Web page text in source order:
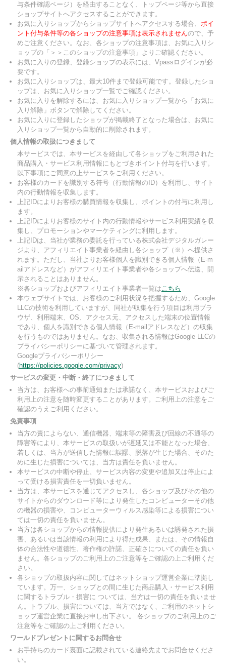
与条件確認ページ）を経由することなく、トップページ等から直接
ショップサイトへアクセスすることができます。
お気に入りショップからショップサイトへアクセスする場合、 ポイ
ント付与条件等の各ショップの注意事項は表示されませんので、予
めご注意ください。なお、各ショップの注意事項は、お気に入りシ
ョップの「＞＞このショップの注意事項」よりご確認ください。
お気に入りの登録、登録ショップの表示には、Vpassログインが必
要です。
お気に入りショップは、最大10件まで登録可能です。登録したショ
ップは、お気に入りショップ一覧でご確認ください。
お気に入りを解除するには、お気に入りショップ一覧から「お気に
入り解除」ボタンで解除してください。
お気に入りに登録したショップが掲載終了となった場合は、お気に
入りショップ一覧から自動的に削除されます。
個人情報の取扱につきまして
本サービスでは、本サービスを経由して各ショップをご利用された
商品購入・サービス利用情報にもとづきポイント付与を行います。
以下事項にご同意の上サービスをご利用ください。
お客様のカードを識別する符号（行動情報のID）を利用し、サイト
内の行動情報を収集します。
上記IDによりお客様の購買情報を収集し、ポイントの付与に利用し
ます。
上記IDによりお客様のサイト内の行動情報やサービス利用実績を収
集し、プロモーションやマーケティングに利用します。
上記IDは、当社が業務の委託を行っている株式会社デジタルガレー
ジより、アフィリエイト事業者を経由し各ショップ（※）へ提供さ
れます。ただし、当社よりお客様個人を識別できる個人情報（E-m
ailアドレスなど）がアフィリエイト事業者や各ショップへ伝送、開
示されることはありません。
※各ショップおよびアフィリエイト事業者一覧はこちら
本ウェブサイトでは、お客様のご利用状況を把握するため、Google
LLCの技術を利用していますが、同社が収集を行う項目は利用ブラ
ウザ、利用端末、OS、アクセス元、アクセスした端末の位置情報
であり、個人を識別できる個人情報（E-mailアドレスなど）の収集
を行うものではありません。なお、収集される情報はGoogle LLCの
プライバシーポリシーに基づいて管理されます。
Googleプライバシーポリシー
(https://policies.google.com/privacy)
サービスの変更・中断・終了につきまして
当方は、お客様への事前通知または承諾なく、本サービスおよびご
利用上の注意を随時変更することがあります。ご利用上の注意をご
確認のうえご利用ください。
免責事項
当方の責によらない、通信機器、端末等の障害及び回線の不通等の
障害等により、本サービスの取扱いが遅延又は不能となった場合、
若しくは、当方が送信した情報に誤謬、脱落が生じた場合、そのた
めに生じた損害については、当方は責任を負いません。
本サービスの中断や停止、サービス内容の変更や追加又は停止によ
って受ける損害責任を一切負いません。
当方は、本サービスを通じてアクセスし、各ショップ及びその他の
サイトからのダウンロード等により発生したコンピューターその他
の機器の損害や、コンピューターウィルス感染等による損害につい
ては一切の責任を負いません。
当方は各ショップからの情報提供により発生あるいは誘発された損
害、あるいは当該情報の利用により得た成果、または、その情報自
体の合法性や道徳性、著作権の許諾、正確さについての責任を負い
ません。各ショップのご利用上のご注意等をご確認の上ご利用くだ
さい。
各ショップの取扱内容に関してはネットショップ運営企業に準拠し
ています。万一、ショップとの間に生じた商品購入・サービス利用
に関するトラブル・損害に ついては、当方は一切の責任を負いませ
ん。トラブル、損害については、当方ではなく、ご利用のネットシ
ョップ運営企業に直接お申し出下さい。 各ショップのご利用上のご
注意等をご確認の上ご利用ください。
ワールドプレゼントに関するお問合せ
お手持ちのカード裏面に記載されている連絡先までお問合せくださ
い。